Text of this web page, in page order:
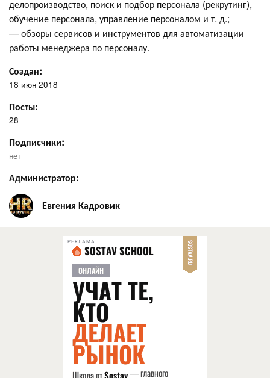
делопроизводство, поиск и подбор персонала (рекрутинг),
обучение персонала, управление персоналом и т. д.;
— обзоры сервисов и инструментов для автоматизации
работы менеджера по персоналу.
Создан:
18 июн 2018
Посты:
28
Подписчики:
нет
Администратор:
Евгения Кадровик
РЕКЛАМА